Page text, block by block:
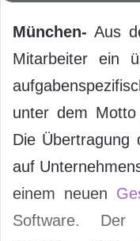
München- Aus
Mitarbeiter ein
unter dem
Die Übertragung
auf
einem neuen
Software. Der